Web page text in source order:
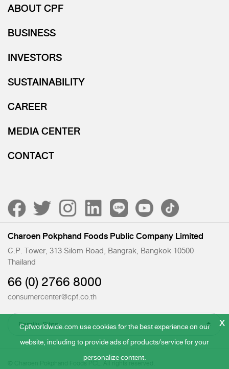
Cpfworldwide.com use cookies for the best experience on our
website, including to provide ads of products/service for your
personalize content.
x
ABOUT CPF
BUSINESS
INVESTORS
SUSTAINABILITY
CAREER
MEDIA CENTER
CONTACT
Charoen Pokphand Foods Public Company Limited
C.P. Tower, 313 Silom Road, Bangrak, Bangkok 10500
Thailand
66 (0) 2766 8000
consumercenter@cpf.co.th
© Charoen Pokphand Foods PCL. All rights reserved.